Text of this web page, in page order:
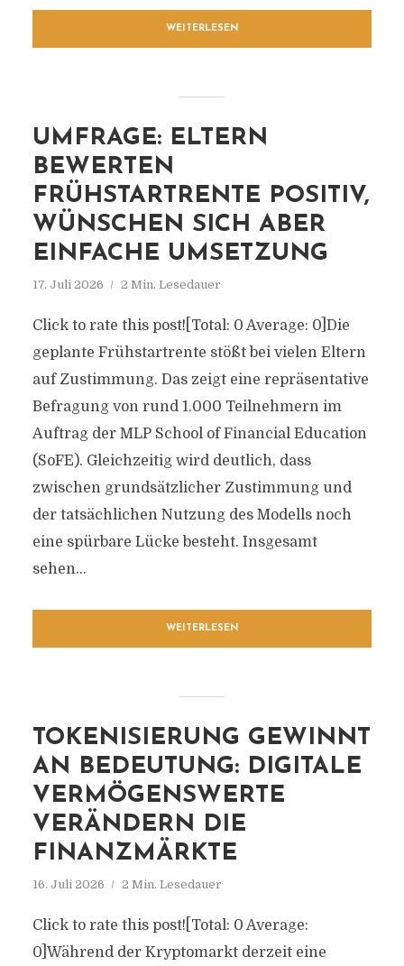
WEITERLESEN
UMFRAGE: ELTERN
BEWERTEN
FRÜHSTARTRENTE POSITIV,
WÜNSCHEN SICH ABER
EINFACHE UMSETZUNG
17. Juli 2026 2 Min. Lesedauer
Click to rate this post![Total: 0 Average: 0]Die
geplante Frühstartrente stößt bei vielen Eltern
auf Zustimmung. Das zeigt eine repräsentative
Befragung von rund 1.000 Teilnehmern im
Auftrag der MLP School of Financial Education
(SoFE). Gleichzeitig wird deutlich, dass
zwischen grundsätzlicher Zustimmung und
der tatsächlichen Nutzung des Modells noch
eine spürbare Lücke besteht. Insgesamt
sehen...
WEITERLESEN
TOKENISIERUNG GEWINNT
AN BEDEUTUNG: DIGITALE
VERMÖGENSWERTE
VERÄNDERN DIE
FINANZMÄRKTE
16. Juli 2026 2 Min. Lesedauer
Click to rate this post![Total: 0 Average:
0]Während der Kryptomarkt derzeit eine